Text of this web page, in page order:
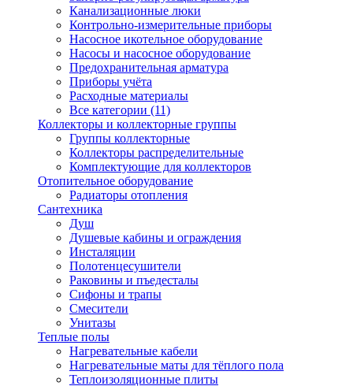
Канализационные люки
Контрольно-измерительные приборы
Насосное икотельное оборудование
Насосы и насосное оборудование
Предохранительная арматура
Приборы учёта
Расходные материалы
Все категории (11)
Коллекторы и коллекторные группы
Группы коллекторные
Коллекторы распределительные
Комплектующие для коллекторов
Отопительное оборудование
Радиаторы отопления
Сантехника
Душ
Душевые кабины и ограждения
Инсталяции
Полотенцесушители
Раковины и пъедесталы
Сифоны и трапы
Смесители
Унитазы
Теплые полы
Нагревательные кабели
Нагревательные маты для тёплого пола
Теплоизоляционные плиты